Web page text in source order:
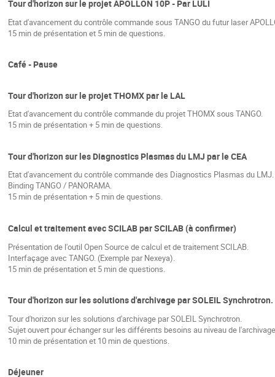
Tour d'horizon sur le projet APOLLON 10P - Par LULI
Etat d'avancement du contrôle commande sous TANGO du futur laser
15 min de présentation et 5 min de questions.
Café - Pause
Tour d'horizon sur le projet THOMX par le LAL
Etat d'avancement du contrôle commande du projet THOMX sous TANGO.
15 min de présentation + 5 min de questions.
Tour d'horizon sur les Diagnostics Plasmas du LMJ par le CEA
Etat d'avancement du contrôle commande des Diagnostics Plasmas du LMJ.
Binding TANGO / PANORAMA.
15 min de présentation + 5 min de questions.
Calcul et traitement avec SCILAB par SCILAB (à confirmer)
Présentation de l'outil Open Source de calcul et de traitement SCILAB.
Interfaçage avec TANGO. (Exemple par Nexeya).
15 min de présentation et 5 min de questions.
Tour d'horizon sur les solutions d'archivage par SOLEIL Synchrotron.
Tour d'horizon sur les solutions d'archivage par SOLEIL Synchrotron.
Sujet ouvert pour échanger sur les différents besoins au niveau de
10 min de présentation et 10 min de questions.
Déjeuner